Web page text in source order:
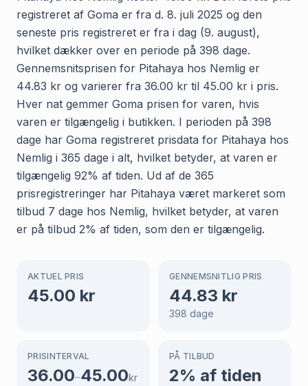
registreret af Goma er fra d. 8. juli 2025 og den
seneste pris registreret er fra i dag (9. august),
hvilket dækker over en periode på 398 dage.
Gennemsnitsprisen for Pitahaya hos Nemlig er
44.83 kr og varierer fra 36.00 kr til 45.00 kr i pris.
Hver nat gemmer Goma prisen for varen, hvis
varen er tilgængelig i butikken. I perioden på 398
dage har Goma registreret prisdata for Pitahaya hos
Nemlig i 365 dage i alt, hvilket betyder, at varen er
tilgængelig 92% af tiden. Ud af de 365
prisregistreringer har Pitahaya været markeret som
tilbud 7 dage hos Nemlig, hvilket betyder, at varen
er på tilbud 2% af tiden, som den er tilgængelig.
AKTUEL PRIS
45.00 kr
GENNEMSNITLIG PRIS
44.83 kr
398 dage
PRISINTERVAL
36.00–45.00kr
PÅ TILBUD
2% af tiden